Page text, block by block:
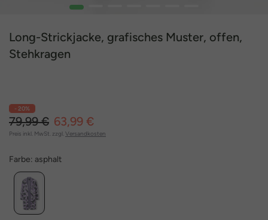
1
Long-Strickjacke, grafisches Muster, offen,
Stehkragen
- 20%
79,99 € 63,99 €
Preis inkl. MwSt. zzgl. Versandkosten
Farbe: asphalt